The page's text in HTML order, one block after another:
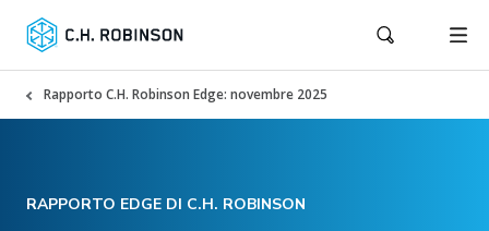
Rapporto C.H. Robinson Edge: novembre 2025
RAPPORTO EDGE DI C.H. ROBINSON